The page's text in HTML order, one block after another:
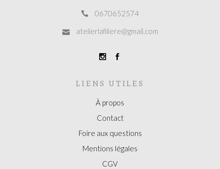
0670652574
atelierlafiliere@gmail.com
LIENS UTILES
À propos
Contact
Foire aux questions
Mentions légales
CGV